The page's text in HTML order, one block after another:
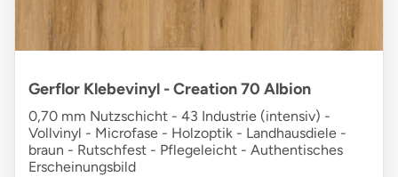
Gerflor Klebevinyl - Creation 70 Albion
0,70 mm Nutzschicht - 43 Industrie (intensiv) -
Vollvinyl - Microfase - Holzoptik - Landhausdiele -
braun - Rutschfest - Pflegeleicht - Authentisches
Erscheinungsbild